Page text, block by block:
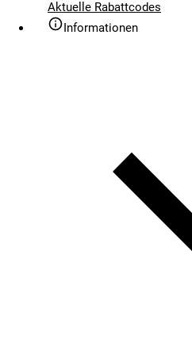
Aktuelle Rabattcodes
Informationen